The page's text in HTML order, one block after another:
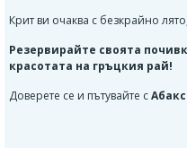
Крит ви очаква с безкрайно
Резервирайте своята
красотата на гръцкия рай!
Доверете се и пътувайте с